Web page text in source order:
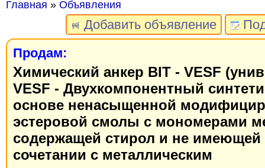
Главная » Объявления
Добавить объявление
Продам:
Химический анкер BIT - VESF
VESF - Двухкомпонентный
основе ненасыщенной
эстеровой смолы с мономерами
содержащей стирол и не имеющей
сочетании с металлическим